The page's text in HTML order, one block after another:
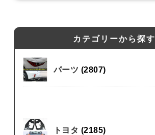
カテゴリーから探す
パーツ (2807)
トヨタ (2185)